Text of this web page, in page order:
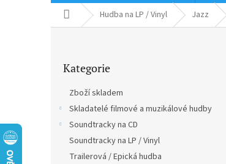
Domů Hudba na LP / Vinyl Jazz
kategorie
Kategorie
Zboží skladem
Skladatelé filmové a muzikálové hudby
Soundtracky na CD
Soundtracky na LP / Vinyl
Trailerová / Epická hudba